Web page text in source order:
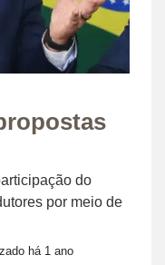
do
por meio de
há 1 ano